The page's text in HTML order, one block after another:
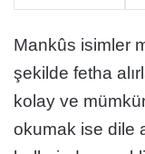
Mankûs isimler
şekilde fetha
kolay ve
okumak ise dile